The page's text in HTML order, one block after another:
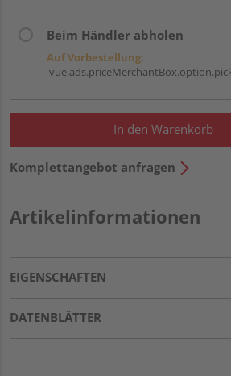
Beim Händler abholen
Auf Vorbestellung:
In den Warenkorb
Komplettangebot anfragen
Artikelinformationen
EIGENSCHAFTEN
DATENBLÄTTER